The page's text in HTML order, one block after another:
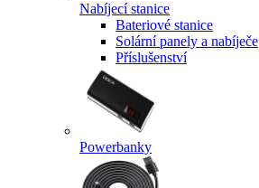
Nabíjecí stanice
Bateriové stanice
Solární panely a nabíječe
Příslušenství
Powerbanky